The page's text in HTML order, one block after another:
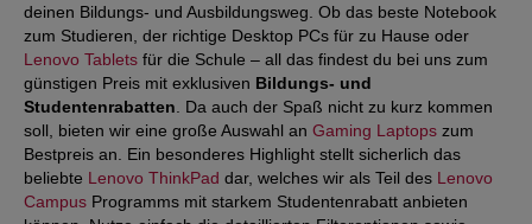
deinen Bildungs- und Ausbildungsweg. Ob das beste Notebook
zum Studieren, der richtige Desktop PCs für zu Hause oder
Lenovo Tablets für die Schule – all das findest du bei uns zum
günstigen Preis mit exklusiven Bildungs- und
Studentenrabatten . Da auch der Spaß nicht zu kurz kommen
soll, bieten wir eine große Auswahl an Gaming Laptops zum
Bestpreis an. Ein besonderes Highlight stellt sicherlich das
beliebte Lenovo ThinkPad dar, welches wir als Teil des Lenovo
Campus Programms mit starkem Studentenrabatt anbieten